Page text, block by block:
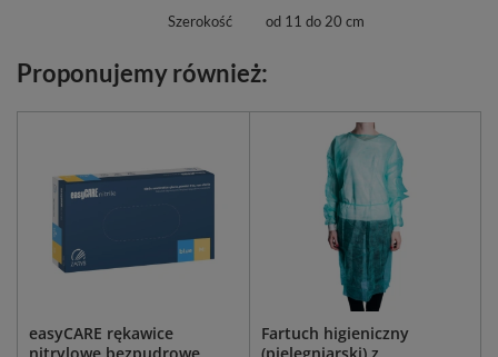
Szerokość
od 11 do 20 cm
Proponujemy również:
easyCARE rękawice
Fartuch higieniczny